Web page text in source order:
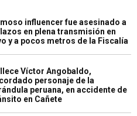
influencer fue asesinado a
en plena transmisión en
y a pocos metros de la Fiscalía
Víctor Angobaldo,
personaje de la
peruana, en accidente de
en Cañete